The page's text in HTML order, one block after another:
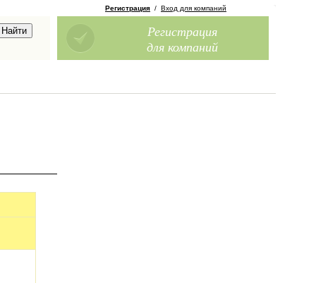
Регистрация / Вход для компаний
Регистрация
для компаний